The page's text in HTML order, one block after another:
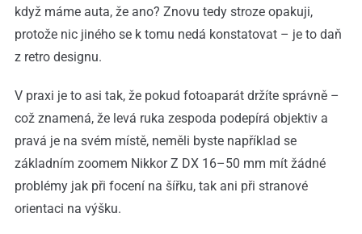
když máme auta, že ano? Znovu tedy stroze opakuji,
protože nic jiného se k tomu nedá konstatovat – je to daň
z retro designu.
V praxi je to asi tak, že pokud fotoaparát držíte správně –
což znamená, že levá ruka zespoda podepírá objektiv a
pravá je na svém místě, neměli byste například se
základním zoomem Nikkor Z DX 16–50 mm mít žádné
problémy jak při focení na šířku, tak ani při stranové
orientaci na výšku.